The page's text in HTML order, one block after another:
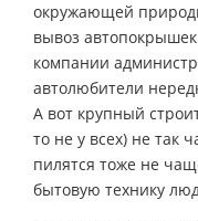
окружающей
вывоз
компании
автолюбители
А вот крупный
то не у всех) не так
пилятся тоже не
бытовую технику